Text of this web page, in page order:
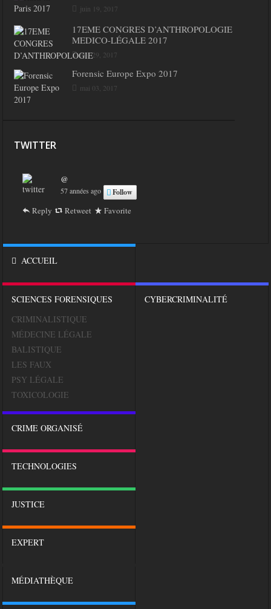
juin 19, 2017
17EME CONGRES D’ANTHROPOLOGIE
MEDICO-LÉGALE 2017
mai 29, 2017
Forensic Europe Expo 2017
mai 03, 2017
TWITTER
@
57 années ago Follow
Reply Retweet Favorite
ACCUEIL
SCIENCES FORENSIQUES
CRIMINALISTIQUE
MÉDECINE LÉGALE
BALISTIQUE
LES FAUX
PSY LÉGALE
TOXICOLOGIE
CYBERCRIMINALITÉ
CRIME ORGANISÉ
TECHNOLOGIES
JUSTICE
EXPERT
MÉDIATHÈQUE